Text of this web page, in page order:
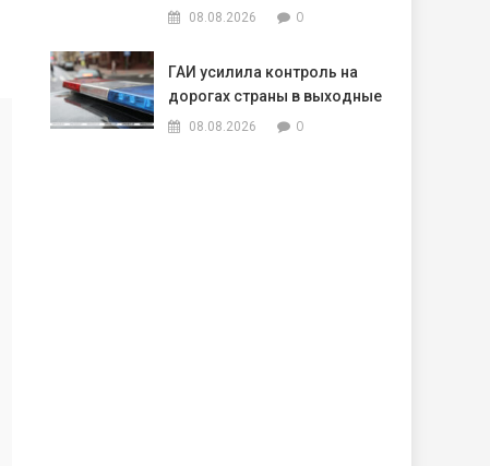
08.08.2026 0
ГАИ усилила контроль на
дорогах страны в выходные
08.08.2026 0